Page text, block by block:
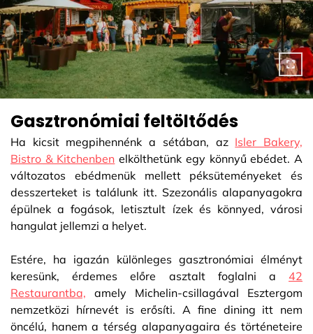
Gasztronómiai feltöltődés
Ha kicsit megpihennénk a sétában, az Isler Bakery,
Bistro & Kitchenben elkölthetünk egy könnyű ebédet. A
változatos ebédmenük mellett péksüteményeket és
desszerteket is találunk itt. Szezonális alapanyagokra
épülnek a fogások, letisztult ízek és könnyed, városi
hangulat jellemzi a helyet.
Estére, ha igazán különleges gasztronómiai élményt
keresünk, érdemes előre asztalt foglalni a 42
Restaurantba, amely Michelin-csillagával Esztergom
nemzetközi hírnevét is erősíti. A fine dining itt nem
öncélú, hanem a térség alapanyagaira és történeteire